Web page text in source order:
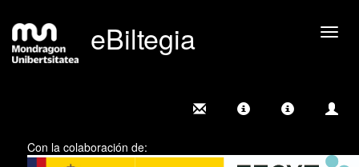
eBiltegia
Con la colaboración de: